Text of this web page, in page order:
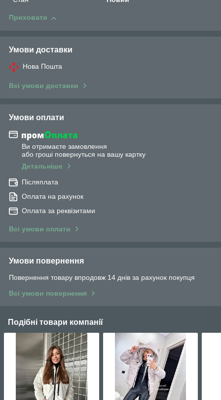
Приховати
Умови доставки
Нова Пошта
Всі умови доставки
Умови оплати
Ви отримаєте замовлення
або гроші повернуться на вашу картку
Детальніше
Післяплата
Оплата на рахунок
Оплата за реквізитами
Всі умови оплати
Умови повернення
Повернення товару впродовж 14 днів за рахунок покупця
Всі умови повернення
Подібні товари компанії